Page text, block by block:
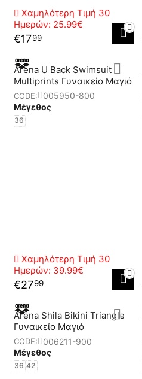
Χαμηλότερη Τιμή 30
Ημερών: 25.99€
€1799
Arena U Back Swimsuit
Multiprints Γυναικείο Μαγιό
CODE:
005950-800
Μέγεθος
36
Χαμηλότερη Τιμή 30
Ημερών: 39.99€
€2799
Arena Shila Bikini Triangle
Γυναικείο Μαγιό
CODE:
006211-900
Μέγεθος
36 42